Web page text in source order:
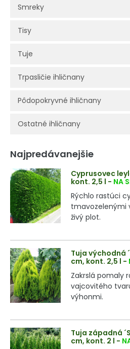
Smreky
Tisy
Tuje
Trpasličie ihličnany
Pôdopokryvné ihličnany
Ostatné ihličnany
Najpredávanejšie
Cyprusovec
kont. 2,5 l - NA
Rýchlo rastúci
tmavozelenými
živý plot.
Tuja východná
cm, kont. 2,5 l -
Zakrslá pomaly
vajcovitého
výhonmi.
Tuja západná
cm, kont. 2 l -